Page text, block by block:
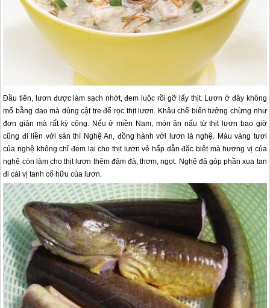
Đầu tiên, lươn được làm sạch nhớt, đem luộc rồi gỡ lấy thịt. Lươn ở đây không
mổ bằng dao mà dùng cật tre để rọc thịt lươn. Khâu chế biến tưởng chừng như
đơn giản mà rất kỳ công. Nếu ở miền Nam, món ăn nấu từ thịt lươn bao giờ
cũng đi liền với sản thì Nghệ An, đồng hành với lươn là nghệ. Màu vàng tươi
của nghệ không chỉ đem lại cho thịt lươn vẻ hấp dẫn đặc biệt mà hương vị của
nghệ còn làm cho thịt lươn thêm đậm đà, thơm, ngọt. Nghệ đã góp phần xua tan
đi cái vị tanh cố hữu của lươn.